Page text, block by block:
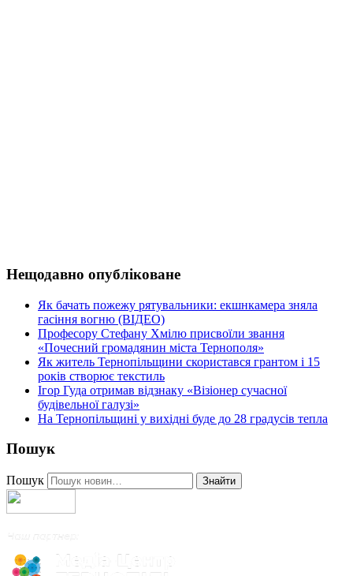
Нещодавно опубліковане
Як бачать пожежу рятувальники: екшнкамера зняла
гасіння вогню (ВІДЕО)
Професору Стефану Хмілю присвоїли звання
«Почесний громадянин міста Тернополя»
Як житель Тернопільщини скористався грантом і 15
років створює текстиль
Ігор Гуда отримав відзнаку «Візіонер сучасної
будівельної галузі»
На Тернопільщині у вихідні буде до 28 градусів тепла
Пошук
Пошук Знайти